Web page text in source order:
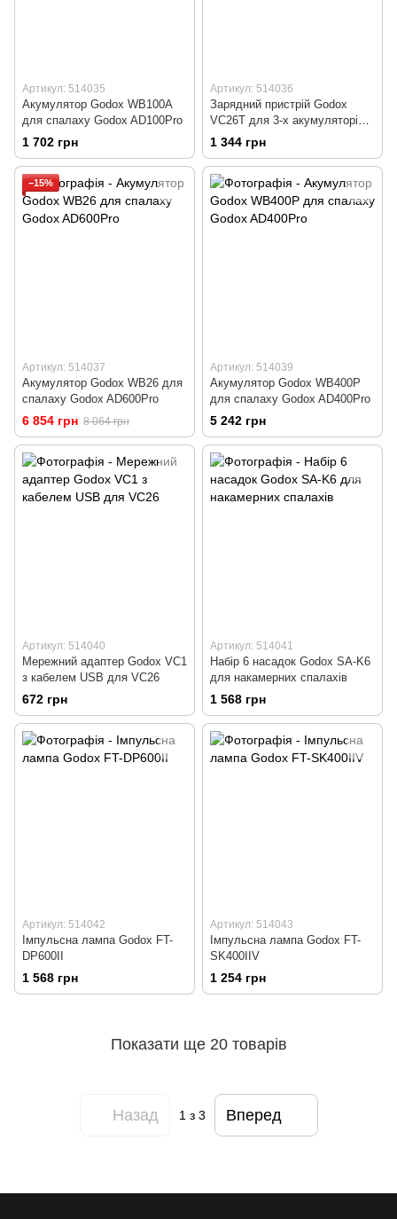
Артикул: 514035
Акумулятор Godox WB100A
для спалаху Godox AD100Pro
1 702 грн
Артикул: 514036
Зарядний пристрій Godox
VC26T для 3-х акумуляторів
VB26
1 344 грн
−15%
Артикул: 514037
Акумулятор Godox WB26 для
спалаху Godox AD600Pro
6 854 грн 8 064 грн
Артикул: 514039
Акумулятор Godox WB400P
для спалаху Godox AD400Pro
5 242 грн
Артикул: 514040
Мережний адаптер Godox VC1
з кабелем USB для VC26
672 грн
Артикул: 514041
Набір 6 насадок Godox SA-K6
для накамерних спалахів
1 568 грн
Артикул: 514042
Імпульсна лампа Godox FT-
DP600II
1 568 грн
Артикул: 514043
Імпульсна лампа Godox FT-
SK400IIV
1 254 грн
Показати ще 20 товарів
Назад 1з 3 Вперед